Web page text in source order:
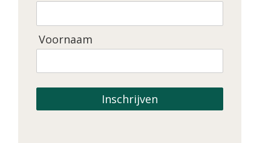
Voornaam
Inschrijven